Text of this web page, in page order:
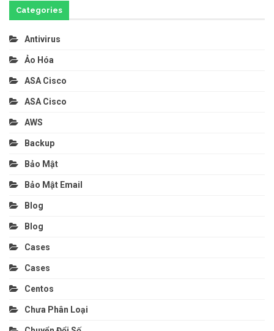
Categories
Antivirus
Ảo Hóa
ASA Cisco
ASA Cisco
AWS
Backup
Bảo Mật
Bảo Mật Email
Blog
Blog
Cases
Cases
Centos
Chưa Phân Loại